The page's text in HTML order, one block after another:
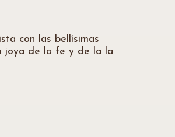
con las bellísimas
joya de la fe y de la la